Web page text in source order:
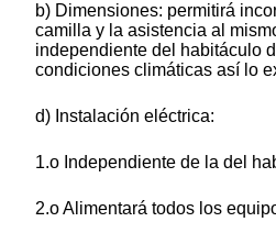
b) Dimensiones: permitirá
camilla y la asistencia al
independiente del habitáculo
condiciones climáticas así lo
d) Instalación eléctrica:
1.o Independiente de la del
2.o Alimentará todos los